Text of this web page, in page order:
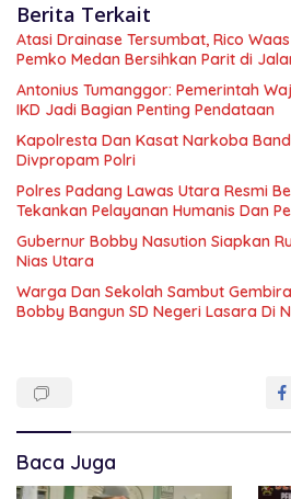
Berita Terkait
Atasi Drainase Tersumbat, Rico
Pemko Medan Bersihkan Parit di
Antonius Tumanggor: Pemerintah
IKD Jadi Bagian Penting Pendataan
Kapolresta Dan Kasat Narkoba
Divpropam Polri
Polres Padang Lawas Utara Resmi
Tekankan Pelayanan Humanis Dan
Gubernur Bobby Nasution Siapkan
Nias Utara
Warga Dan Sekolah Sambut
Bobby Bangun SD Negeri Lasara Di
Baca Juga